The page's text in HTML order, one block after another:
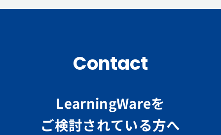
Contact
LearningWareを
ご検討されている方へ